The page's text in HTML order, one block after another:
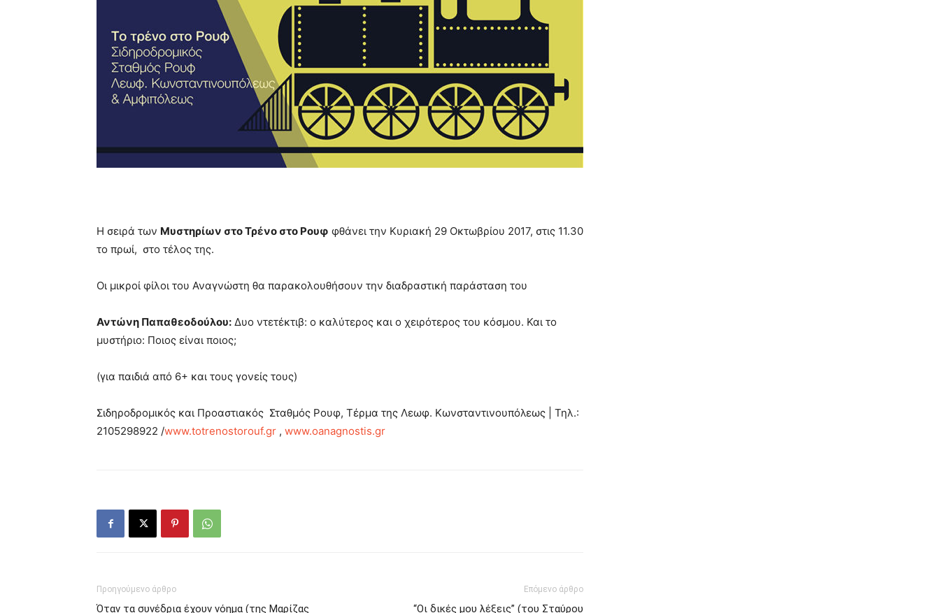
Η σειρά των Μυστηρίων στο Τρένο στο Ρουφ φθάνει την Κυριακή 29 Οκτωβρίου 2017, στις 11.30
το πρωί, στο τέλος της.
Οι μικροί φίλοι του Αναγνώστη θα παρακολουθήσουν την διαδραστική παράσταση του
Αντώνη Παπαθεοδούλου: Δυο ντετέκτιβ: ο καλύτερος και ο χειρότερος του κόσμου. Και το
μυστήριο: Ποιος είναι ποιος;
(για παιδιά από 6+ και τους γονείς τους)
Σιδηροδρομικός και Προαστιακός Σταθμός Ρουφ, Τέρμα της Λεωφ. Κωνσταντινουπόλεως | Τηλ.:
2105298922 /www.totrenostorouf.gr , www.oanagnostis.gr
Προηγούμενο άρθρο
Όταν τα συνέδρια έχουν νόημα (της Μαρίζας
Επόμενο άρθρο
“Οι δικές μου λέξεις” (του Σταύρου